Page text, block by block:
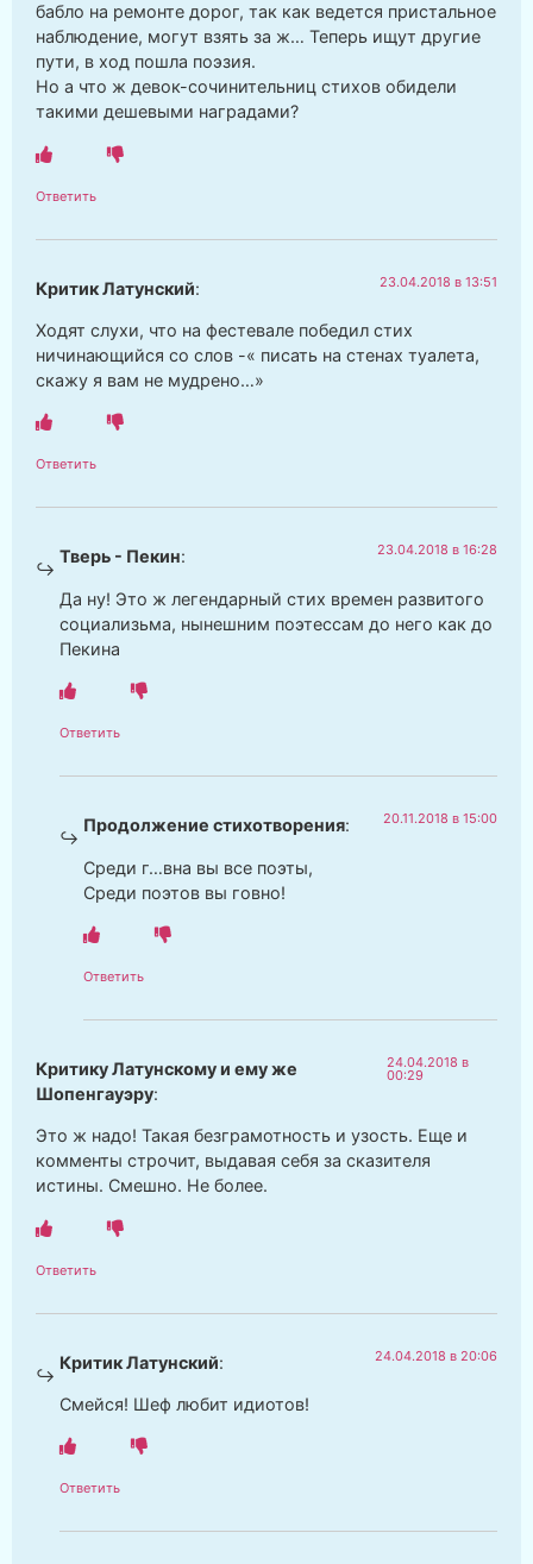
бабло на ремонте дорог, так как ведется пристальное
наблюдение, могут взять за ж… Теперь ищут другие
пути, в ход пошла поэзия.
Но а что ж девок-сочинительниц стихов обидели
такими дешевыми наградами?
Ответить
Критик Латунский: 23.04.2018 в 13:51
Ходят слухи, что на фестевале победил стих
ничинающийся со слов -« писать на стенах туалета,
скажу я вам не мудрено…»
Ответить
Тверь - Пекин: 23.04.2018 в 16:28
Да ну! Это ж легендарный стих времен развитого
социализьма, нынешним поэтессам до него как до
Пекина
Ответить
Продолжение стихотворения: 20.11.2018 в 15:00
Среди г…вна вы все поэты,
Среди поэтов вы говно!
Ответить
Критику Латунскому и ему же
Шопенгауэру:
24.04.2018 в
00:29
Это ж надо! Такая безграмотность и узость. Еще и
комменты строчит, выдавая себя за сказителя
истины. Смешно. Не более.
Ответить
Критик Латунский: 24.04.2018 в 20:06
Смейся! Шеф любит идиотов!
Ответить